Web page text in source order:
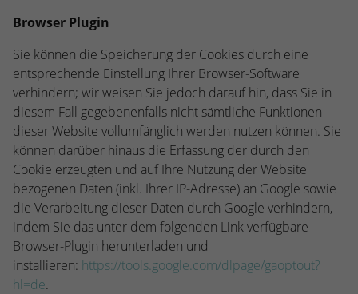
Browser Plugin
Sie können die Speicherung der Cookies durch eine
entsprechende Einstellung Ihrer Browser-Software
verhindern; wir weisen Sie jedoch darauf hin, dass Sie in
diesem Fall gegebenenfalls nicht sämtliche Funktionen
dieser Website vollumfänglich werden nutzen können. Sie
können darüber hinaus die Erfassung der durch den
Cookie erzeugten und auf Ihre Nutzung der Website
bezogenen Daten (inkl. Ihrer IP-Adresse) an Google sowie
die Verarbeitung dieser Daten durch Google verhindern,
indem Sie das unter dem folgenden Link verfügbare
Browser-Plugin herunterladen und
installieren: https://tools.google.com/dlpage/gaoptout?
hl=de.